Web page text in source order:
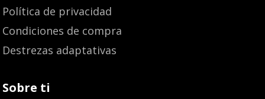
Política de privacidad
Condiciones de compra
Destrezas adaptativas
Sobre ti